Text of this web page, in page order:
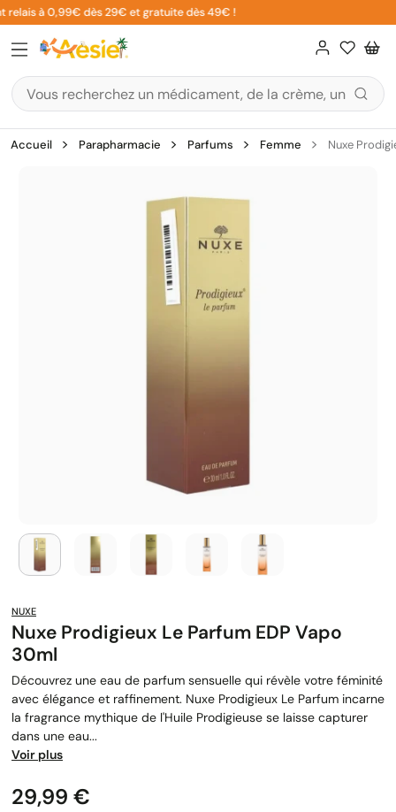
Aller
au
contenu
à 0,99€ dès 29€ et gratuite dès 49€ !
Accueil Parapharmacie Parfums Femme Nuxe
NUXE
Nuxe Prodigieux Le Parfum EDP Vapo
30ml
Découvrez une eau de parfum sensuelle qui révèle votre féminité
avec élégance et raffinement. Nuxe Prodigieux Le Parfum incarne
la fragrance mythique de l'Huile Prodigieuse se laisse capturer
dans une eau...
Voir plus
Prix
29,99 €